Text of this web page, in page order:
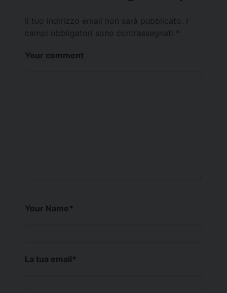
Il tuo indirizzo email non sarà pubblicato.
campi obbligatori sono contrassegnati *
Your comment
Your Name*
La tua email*